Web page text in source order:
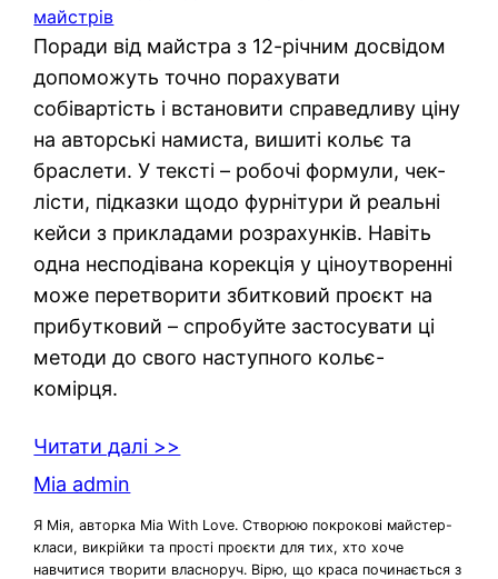
майстрів
Поради від майстра з 12-річним досвідом
допоможуть точно порахувати
собівартість і встановити справедливу ціну
на авторські намиста, вишиті кольє та
браслети. У тексті – робочі формули, чек-
лісти, підказки щодо фурнітури й реальні
кейси з прикладами розрахунків. Навіть
одна несподівана корекція у ціноутворенні
може перетворити збитковий проєкт на
прибутковий – спробуйте застосувати ці
методи до свого наступного кольє-
комірця.
Читати далі >>
Mia admin
Я Мія, авторка Mia With Love. Створюю покрокові майстер-
класи, викрійки та прості проєкти для тих, хто хоче
навчитися творити власноруч. Вірю, що краса починається з